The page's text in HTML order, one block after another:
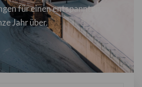
für einen entspannten
Jahr über.